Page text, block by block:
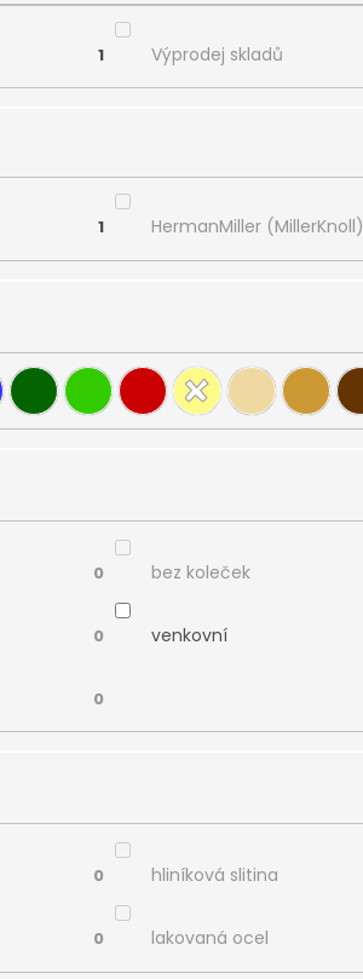
1 Výprodej skladů
1 HermanMiller (MillerKnoll)
0 bez koleček
0 venkovní
0
0 hliníková slitina
0 lakovaná ocel